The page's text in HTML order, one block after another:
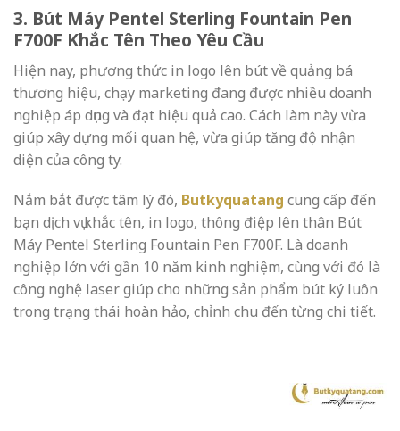
3. Bút Máy Pentel Sterling Fountain Pen
F700F Khắc Tên Theo Yêu Cầu
Hiện nay, phương thức in logo lên bút về quảng bá
thương hiệu, chạy marketing đang được nhiều doanh
nghiệp áp dụng và đạt hiệu quả cao. Cách làm này vừa
giúp xây dựng mối quan hệ, vừa giúp tăng độ nhận
diện của công ty.
Nắm bắt được tâm lý đó, Butkyquatang cung cấp đến
bạn dịch vụ khắc tên, in logo, thông điệp lên thân Bút
Máy Pentel Sterling Fountain Pen F700F. Là doanh
nghiệp lớn với gần 10 năm kinh nghiệm, cùng với đó là
công nghệ laser giúp cho những sản phẩm bút ký luôn
trong trạng thái hoàn hảo, chỉnh chu đến từng chi tiết.